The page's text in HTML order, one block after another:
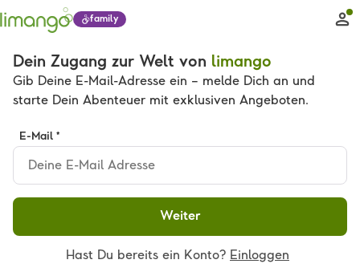
family
Dein Zugang zur Welt von limango
Gib Deine E-Mail-Adresse ein – melde Dich an und
starte Dein Abenteuer mit exklusiven Angeboten.
E-Mail *
Weiter
Hast Du bereits ein Konto? Einloggen